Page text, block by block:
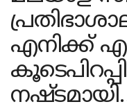
എനിക്ക്